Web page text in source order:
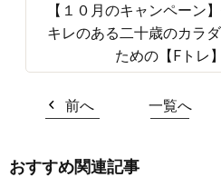
【１０月のキャンペーン
キレのある二十歳のカラ
ための【Fトレ】
前へ 一覧へ
おすすめ関連記事